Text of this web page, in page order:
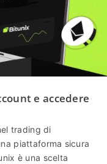
Bitunix.
e accedere
trading di
piattaforma sicura
è una scelta